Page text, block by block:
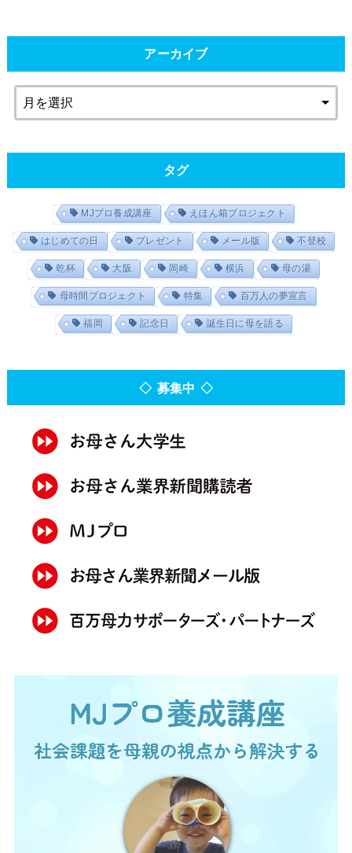
アーカイブ
タグ
MJプロ養成講座 えほん箱プロジェクト
はじめての日 プレゼント メール版 不登校
乾杯 大阪 岡崎 横浜 母の湯
母時間プロジェクト 特集 百万人の夢宣言
福岡 記念日 誕生日に母を語る
◇ 募集中 ◇